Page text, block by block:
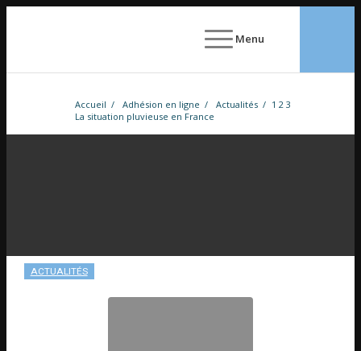
Menu
Accueil 1
/ Adhésion en ligne 2
/ Actualités 3
/
La situation pluvieuse en France
ACTUALITÉS